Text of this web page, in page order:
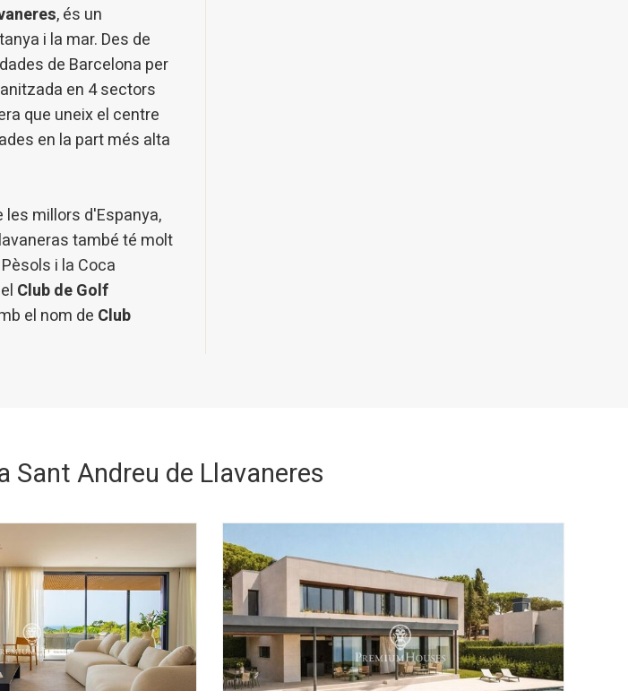
, és un
i la mar. Des de
de Barcelona per
en 4 sectors
que uneix el centre
en la part més alta
les millors d'Espanya,
també té molt
i la Coca
Club de Golf
el nom de Club
Andreu de Llavaneres